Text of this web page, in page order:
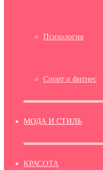
Психология
Спорт и фитнес
МОДА И СТИЛЬ
КРАСОТА